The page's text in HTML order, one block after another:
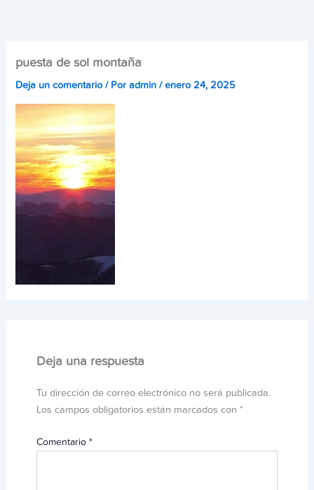
puesta de sol montaña
Deja un comentario / Poradmin/enero 24, 2025
Deja una respuesta
Tu dirección de correo electrónico no será publicada.
Los campos obligatorios están marcados con *
Comentario *